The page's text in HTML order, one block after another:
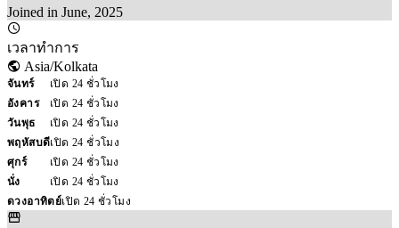
Joined in June, 2025
เวลาทำการ
Asia/Kolkata
จันทร์
เปิด 24 ชั่วโมง
อังคาร
เปิด 24 ชั่วโมง
วันพุธ
เปิด 24 ชั่วโมง
พฤหัสบดีเปิด 24 ชั่วโมง
ศุกร์
เปิด 24 ชั่วโมง
นั่ง
เปิด 24 ชั่วโมง
ดวงอาทิตย์เปิด 24 ชั่วโมง